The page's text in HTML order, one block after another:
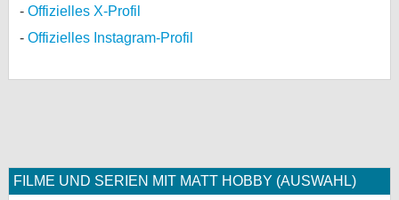
Offizielles X-Profil
Offizielles Instagram-Profil
FILME UND SERIEN MIT MATT HOBBY (AUSWAHL)